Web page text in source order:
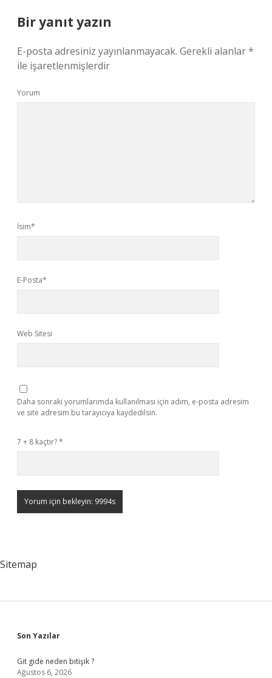
Bir yanıt yazın
E-posta adresiniz yayınlanmayacak. Gerekli alanlar*
ile işaretlenmişlerdir
Yorum
İsim*
E-Posta*
Web Sitesi
Daha sonraki yorumlarımda kullanılması için adım, e-posta adresim
ve site adresim bu tarayıcıya kaydedilsin.
7 + 8 kaçtır?*
Sitemap
Sidebar
Son Yazılar
Git gide neden bitişik ?
Ağustos 6, 2026